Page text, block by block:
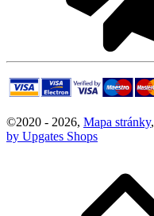
©2020 - 2026, Mapa stránky,
by Upgates Shops